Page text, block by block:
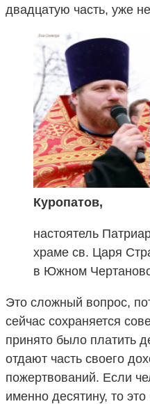
двадцатую часть, уже
Куропатов,
настоятель
храме св. Царя
в Южном
Это сложный вопрос,
сейчас сохраняется
принято было платить
отдают часть своего
пожертвований. Если
именно десятину, то